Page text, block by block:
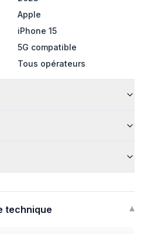
Apple
iPhone 15
5G compatible
Tous opérateurs
technique ▾